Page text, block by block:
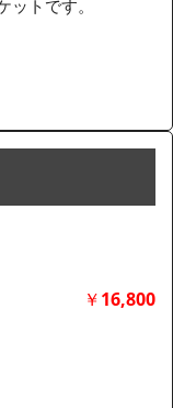
トです。
￥16,800